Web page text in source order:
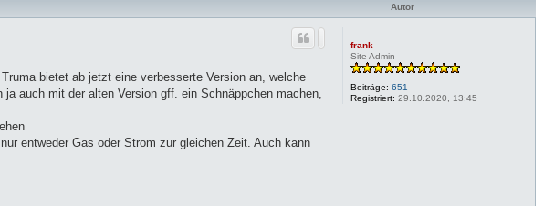
Autor
frank
Site Admin
Beiträge: 651
Registriert: 29.10.2020, 13:45
bietet ab jetzt eine verbesserte Version an, welche
auch mit der alten Version gff. ein Schnäppchen machen,
entweder Gas oder Strom zur gleichen Zeit. Auch kann